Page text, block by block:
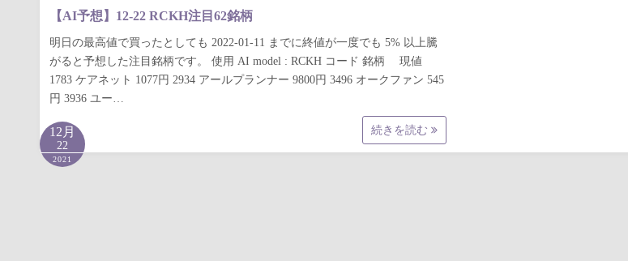
【AI予想】12-22 RCKH注目62銘柄
明日の最高値で買ったとしても 2022-01-11 までに終値が一度でも 5% 以上騰
がると予想した注目銘柄です。 使用 AI model : RCKH コード 銘柄 現値
1783 ケアネット 1077円 2934 アールプランナー 9800円 3496 オークファン 545
円 3936 ユー…
続きを読む
12月
22
2021